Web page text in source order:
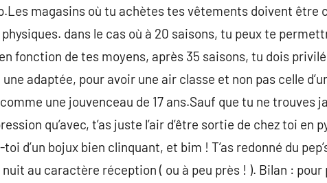
magasins où tu achètes tes vêtements doivent être
dans le cas où à 20 saisons, tu peux te
fonction de tes moyens, après 35 saisons, tu dois
adaptée, pour avoir une air classe et non pas celle
une jouvenceau de 17 ans.Sauf que tu ne trouves
qu’avec, t’as juste l’air d’être sortie de chez toi en
d’un bojux bien clinquant, et bim ! T’as redonné du
au caractère réception ( ou à peu près ! ). Bilan :